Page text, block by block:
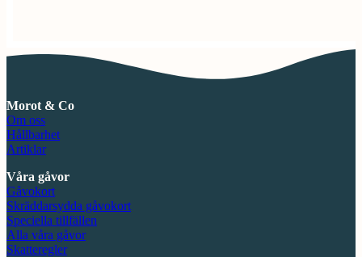
Morot & Co
Om oss
Hållbarhet
Artiklar
Våra gåvor
Gåvokort
Skräddarsydda gåvokort
Speciella tillfällen
Alla våra gåvor
Skatteregler